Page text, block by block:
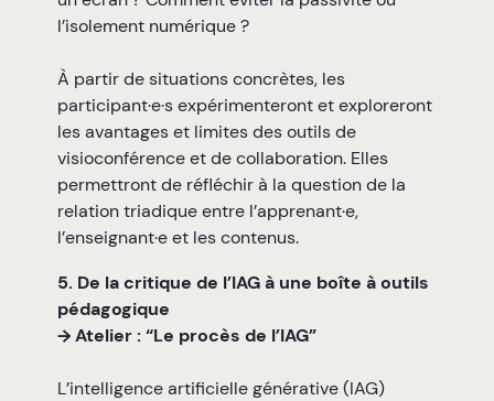
l’isolement numérique ?
À partir de situations concrètes, les
participant·e·s expérimenteront et exploreront
les avantages et limites des outils de
visioconférence et de collaboration. Elles
permettront de réfléchir à la question de la
relation triadique entre l’apprenant·e,
l’enseignant·e et les contenus.
5. De la critique de l’IAG à une boîte à outils
pédagogique
→ Atelier : “Le procès de l’IAG”
L’intelligence artificielle générative (IAG)